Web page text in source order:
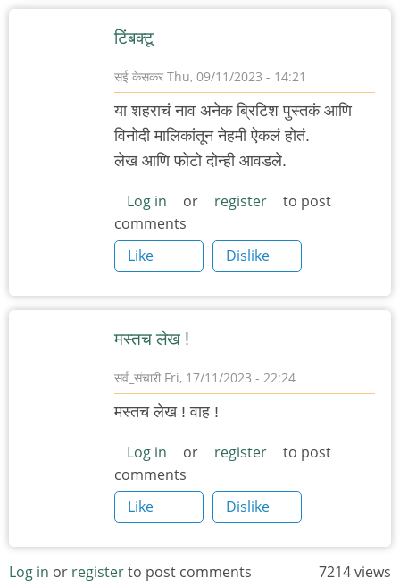
टिंबक्टू
सई केसकर Thu, 09/11/2023 - 14:21
या शहराचं नाव अनेक ब्रिटिश पुस्तकं आणि
विनोदी मालिकांतून नेहमी ऐकलं होतं.
लेख आणि फोटो दोन्ही आवडले.
Log in or register
to post
comments
Like
Dislike
मस्तच लेख !
सर्व_संचारी Fri, 17/11/2023 - 22:24
मस्तच लेख ! वाह !
Log in or register
to post
comments
Like
Dislike
Log in or registerto post comments 7214 views